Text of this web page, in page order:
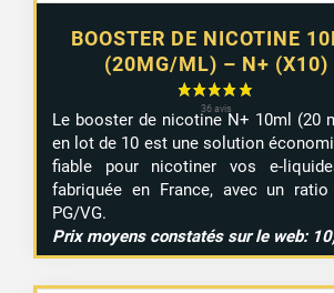
BOOSTER DE NICOTINE
(20MG/ML) – N+ (X10)
Le booster de nicotine N+ 10ml (20
en lot de 10 est une solution
fiable pour nicotiner vos e-
fabriquée en France, avec un
PG/VG.
Prix moyens constatés sur le web: